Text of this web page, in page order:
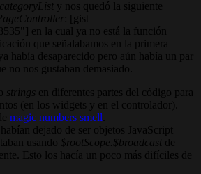
categoryList y nos quedó la siguiente
: [gist
en la cual ya no está la función
que señalabamos en la primera
había desaparecido pero aún había un par
no nos gustaban demasiado.
strings en diferentes partes del código para
(en los widgets y en el controlador).
magic numbers smell
dejado de ser objetos JavaScript
usando $rootScope.$broadcast de
Esto los hacía un poco más difíciles de